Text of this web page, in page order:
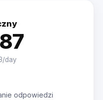
day
odpowiedzi